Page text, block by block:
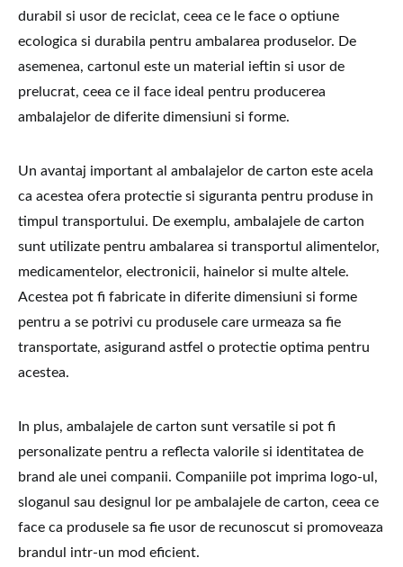
durabil si usor de reciclat, ceea ce le face o optiune
ecologica si durabila pentru ambalarea produselor. De
asemenea, cartonul este un material ieftin si usor de
prelucrat, ceea ce il face ideal pentru producerea
ambalajelor de diferite dimensiuni si forme.
Un avantaj important al ambalajelor de carton este acela
ca acestea ofera protectie si siguranta pentru produse in
timpul transportului. De exemplu, ambalajele de carton
sunt utilizate pentru ambalarea si transportul alimentelor,
medicamentelor, electronicii, hainelor si multe altele.
Acestea pot fi fabricate in diferite dimensiuni si forme
pentru a se potrivi cu produsele care urmeaza sa fie
transportate, asigurand astfel o protectie optima pentru
acestea.
In plus, ambalajele de carton sunt versatile si pot fi
personalizate pentru a reflecta valorile si identitatea de
brand ale unei companii. Companiile pot imprima logo-ul,
sloganul sau designul lor pe ambalajele de carton, ceea ce
face ca produsele sa fie usor de recunoscut si promoveaza
brandul intr-un mod eficient.